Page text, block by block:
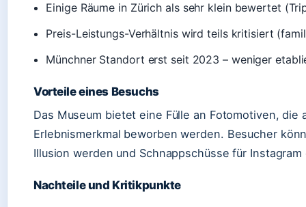
Einige Räume in Zürich als sehr klein bewertet
Preis-Leistungs-Verhältnis wird teils kritisiert
Münchner Standort erst seit 2023 – weniger
Vorteile eines Besuchs
Das Museum bietet eine Fülle an Fotomotiven,
Erlebnismerkmal beworben werden. Besucher
Illusion werden und Schnappschüsse für
Nachteile und Kritikpunkte